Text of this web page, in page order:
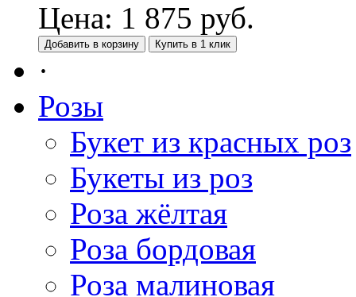
Цена: 1 875 руб.
Добавить в корзину Купить в 1 клик
·
Розы
Букет из красных роз
Букеты из роз
Роза жёлтая
Роза бордовая
Роза малиновая